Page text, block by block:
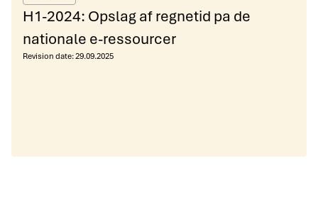
H1-2024: Opslag af regnetid pa de
nationale e-ressourcer
Revision date:29.09.2025